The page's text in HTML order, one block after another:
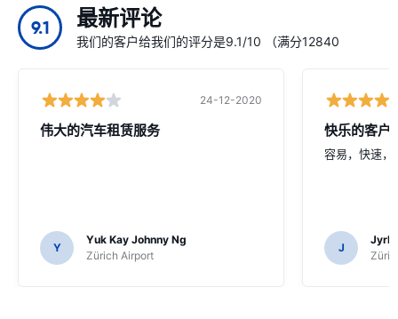
9.1 最新评论
我们的客户给我们的评分是9.1/10 （满分12840
24-12-2020
伟大的汽车租赁服务
Y
Yuk Kay Johnny Ng
Zürich Airport
快乐的客户
容易，快速，
J
Jyrki